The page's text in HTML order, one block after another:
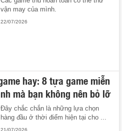
vận may của mình.
22/07/2026
hay: 8 tựa game miễn
mà bạn không nên bỏ lỡ
Đây chắc chắn là những lựa chọn
hàng đầu ở thời điểm hiện tại cho ...
21/07/2026